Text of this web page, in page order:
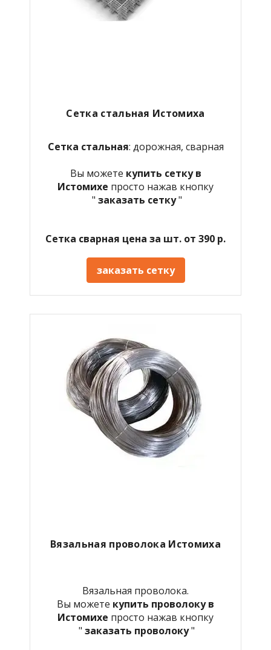
Сетка стальная Истомиха
Сетка стальная: дорожная, сварная
Вы можете купить сетку в
Истомихе просто нажав кнопку
" заказать сетку"
Сетка сварная цена за шт. от 390 р.
заказать сетку
Вязальная проволока Истомиха
Вязальная проволока.
Вы можете купить проволоку в
Истомихе просто нажав кнопку
" заказать проволоку"